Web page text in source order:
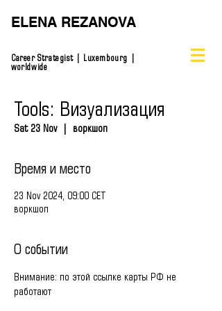
ELENA REZANOVA
Career Strategist | Luxembourg |
worldwide
Tools: Визуализация
Sat 23 Nov
  |
воркшоп
Время и место
23 Nov 2024, 09:00 CET
воркшоп
О событии
Внимание: по этой ссылке карты РФ не
работают